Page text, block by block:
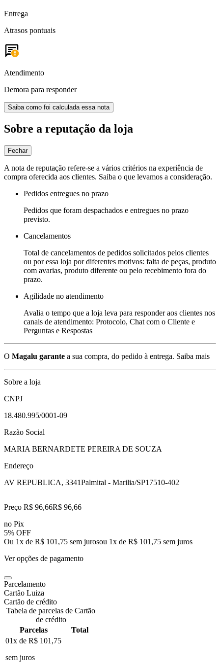
Entrega
Atrasos pontuais
Atendimento
Demora para responder
Saiba como foi calculada essa nota
Sobre a reputação da loja
Fechar
A nota de reputação refere-se a vários critérios na experiência de
compra oferecida aos clientes. Saiba o que levamos a consideração.
Pedidos entregues no prazo
Pedidos que foram despachados e entregues no prazo
previsto.
Cancelamentos
Total de cancelamentos de pedidos solicitados pelos clientes
ou por essa loja por diferentes motivos: falta de peças, produto
com avarias, produto diferente ou pelo recebimento fora do
prazo.
Agilidade no atendimento
Avalia o tempo que a loja leva para responder aos clientes nos
canais de atendimento: Protocolo, Chat com o Cliente e
Perguntas e Respostas
O Magalu garante a sua compra, do pedido à entrega. Saiba mais
Sobre a loja
CNPJ
18.480.995/0001-09
Razão Social
MARIA BERNARDETE PEREIRA DE SOUZA
Endereço
AV REPUBLICA, 3341Palmital - Marilia/SP17510-402
Preço R$ 96,66R$ 96,66
no Pix
5% OFF
Ou 1x de R$ 101,75 sem jurosou 1x de R$ 101,75 sem juros
Ver opções de pagamento
Parcelamento
Cartão Luiza
Cartão de crédito
Tabela de parcelas de Cartão
de crédito
Parcelas
Total
01x de R$ 101,75
sem juros